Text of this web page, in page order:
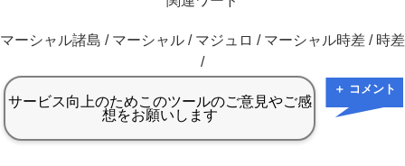
マーシャル諸島 / マーシャル / マジュロ / マーシャル時差 / 時差
/
＋ コメント